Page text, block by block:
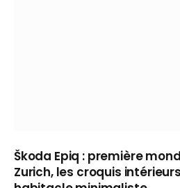
Škoda Epiq : première
Zurich, les croquis